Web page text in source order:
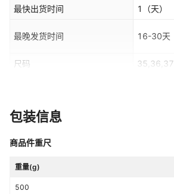
最快出货时间 1 （天）
最晚发货时间 16-30天
尺码
包装信息
商品件重尺
重量(g)
500